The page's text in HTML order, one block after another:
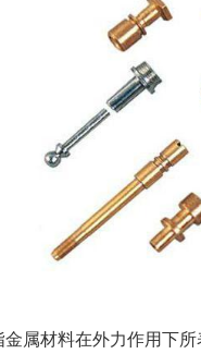
属材料在外力作用下